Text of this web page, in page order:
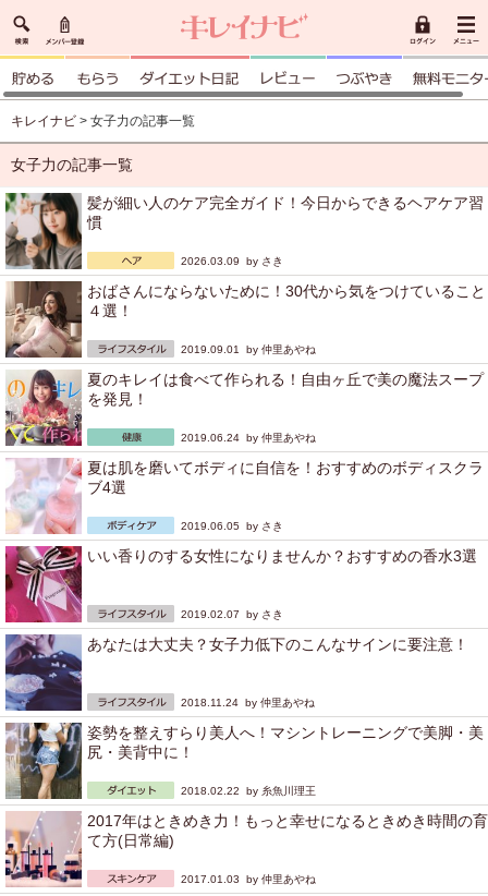
キレイナビ > 女子力の記事一覧
女子力の記事一覧
髪が細い人のケア完全ガイド！今日からできるヘアケア習
慣
2026.03.09 by さき
おばさんにならないために！30代から気をつけていること
４選！
2019.09.01 by 仲里あやね
夏のキレイは食べて作られる！自由ヶ丘で美の魔法スープ
を発見！
2019.06.24 by 仲里あやね
夏は肌を磨いてボディに自信を！おすすめのボディスクラ
ブ4選
2019.06.05 by さき
いい香りのする女性になりませんか？おすすめの香水3選
2019.02.07 by さき
あなたは大丈夫？女子力低下のこんなサインに要注意！
2018.11.24 by 仲里あやね
姿勢を整えすらり美人へ！マシントレーニングで美脚・美
尻・美背中に！
2018.02.22 by 糸魚川理王
2017年はときめき力！もっと幸せになるときめき時間の育
て方(日常編)
2017.01.03 by 仲里あやね